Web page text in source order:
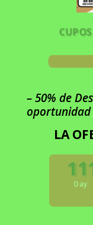
– 50% de
oportunidad
LA
Day